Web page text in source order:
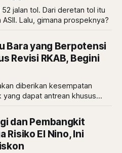
jalan tol. Dari deretan tol itu
ASII. Lalu, gimana prospeknya?
Bara yang Berpotensi
Revisi RKAB, Begini
diberikan kesempatan
yang dapat antrean khusus
Siapa saja mereka?
dan Pembangkit
Risiko El Nino, Ini